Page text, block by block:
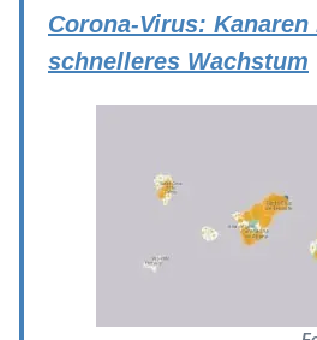
Corona-Virus:
schnelleres Wachstum